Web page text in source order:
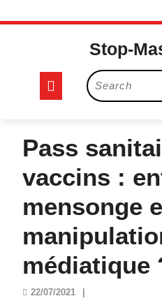
Skip
Stop-
Open
Search
for:
Pass
vaccins :
mensonge
médiatique
22/07/202122/07/2021